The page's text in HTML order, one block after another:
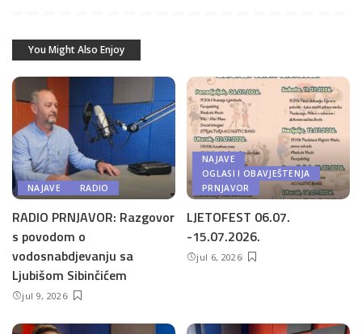
You Might Also Enjoy
NAJAVE RADIO
RADIO PRNJAVOR: Razgovor
s povodom o
vodosnabdjevanju sa
Ljubišom Sibinčićem
jul 9, 2026
NAJAVE
OGLASI I OBAVJEŠTENJA
PRNJAVOR
LJETOFEST 06.07.
-15.07.2026.
jul 6, 2026